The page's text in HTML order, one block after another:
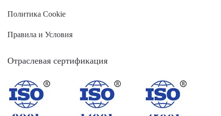
Политика Cookie
Правила и Условия
Отраслевая сертификация